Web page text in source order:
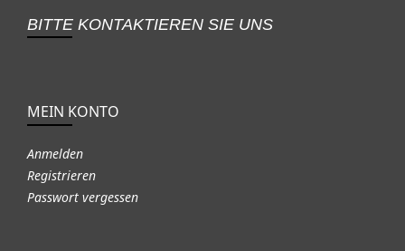
BITTE KONTAKTIEREN SIE UNS
MEIN KONTO
Anmelden
Registrieren
Passwort vergessen